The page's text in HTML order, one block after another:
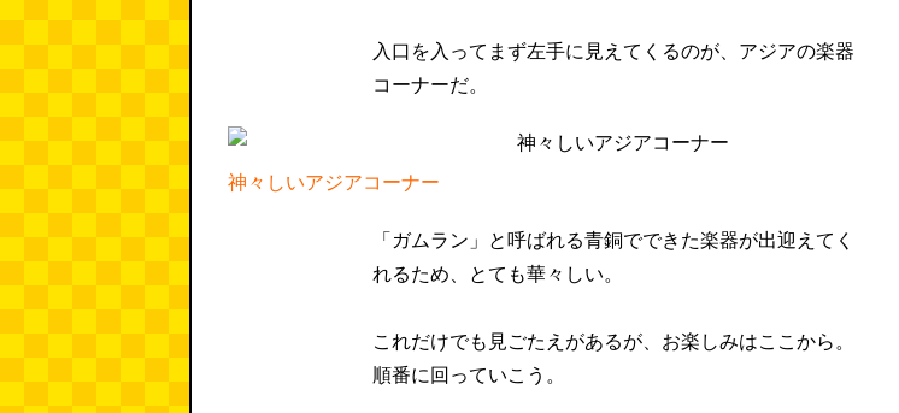
入口を入ってまず左手に見えてくるのが、アジアの楽器
コーナーだ。
神々しいアジアコーナー
「ガムラン」と呼ばれる青銅でできた楽器が出迎えてく
れるため、とても華々しい。
これだけでも見ごたえがあるが、お楽しみはここから。
順番に回っていこう。